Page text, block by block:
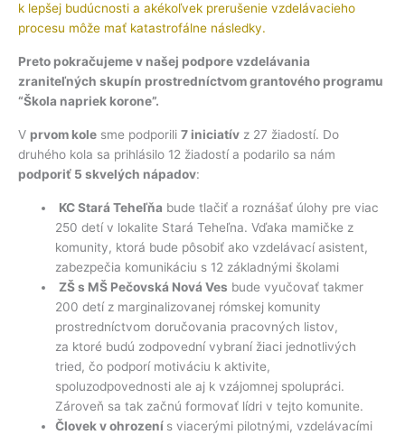
k lepšej budúcnosti a akékoľvek prerušenie vzdelávacieho
procesu môže mať katastrofálne následky.
Preto pokračujeme v našej podpore vzdelávania
zraniteľných skupín prostredníctvom grantového programu
“Škola napriek korone”.
V prvom kole sme podporili 7 iniciatív z 27 žiadostí. Do
druhého kola sa prihlásilo 12 žiadostí a podarilo sa nám
podporiť 5 skvelých nápadov:
KC Stará Teheľňa bude tlačiť a roznášať úlohy pre viac
250 detí v lokalite Stará Teheľna. Vďaka mamičke z
komunity, ktorá bude pôsobiť ako vzdelávací asistent,
zabezpečia komunikáciu s 12 základnými školami
ZŠ s MŠ Pečovská Nová Ves bude vyučovať takmer
200 detí z marginalizovanej rómskej komunity
prostredníctvom doručovania pracovných listov,
za ktoré budú zodpovední vybraní žiaci jednotlivých
tried, čo podporí motiváciu k aktivite,
spoluzodpovednosti ale aj k vzájomnej spolupráci.
Zároveň sa tak začnú formovať lídri v tejto komunite.
Človek v ohrození s viacerými pilotnými, vzdelávacími